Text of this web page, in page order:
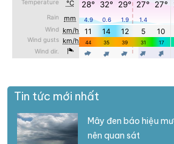
Tin tức mới nhất
Mây đen báo hiệu
nên quan sát